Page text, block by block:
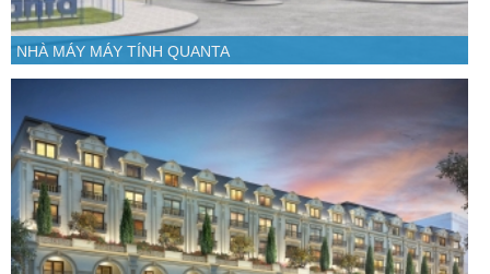
NHÀ MÁY MÁY TÍNH QUANTA